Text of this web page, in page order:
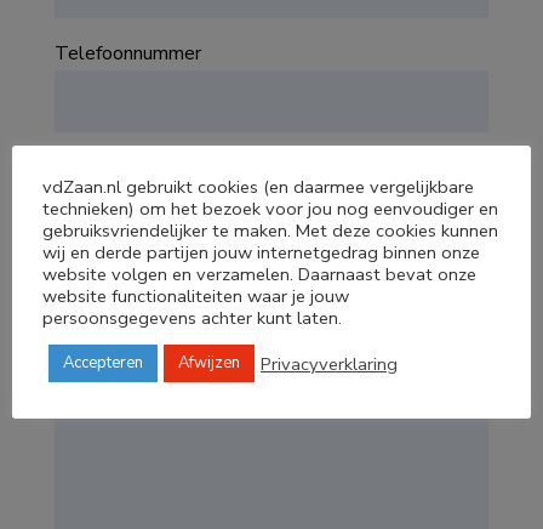
Telefoonnummer
Omschrijf uw vraag:
vdZaan.nl gebruikt cookies (en daarmee vergelijkbare
technieken) om het bezoek voor jou nog eenvoudiger en
gebruiksvriendelijker te maken. Met deze cookies kunnen
wij en derde partijen jouw internetgedrag binnen onze
website volgen en verzamelen. Daarnaast bevat onze
website functionaliteiten waar je jouw
persoonsgegevens achter kunt laten.
Accepteren Afwijzen Privacyverklaring